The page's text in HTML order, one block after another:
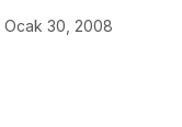
Ocak 30, 2008